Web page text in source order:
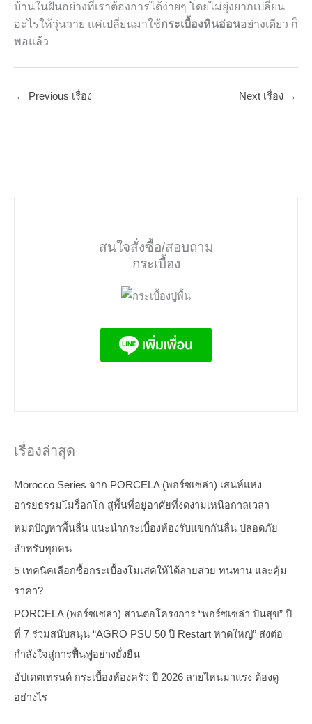
บ้านในฝันอย่างที่เราต้องการได้ง่ายๆ โดยไม่ยุ่งยากเปลี่ยน
อะไรให้วุ่นวาย แค่เปลี่ยนมาใช้กระเบื้องหินอ่อนอย่างเดียว ก็
พอแล้ว
← Previous เรื่อง Next เรื่อง →
สนใจสั่งซื้อ/สอบถาม
กระเบื้อง
เรื่องล่าสุด
Morocco Series จาก PORCELA (พอร์ซเซล่า) เสน่ห์แห่ง
อารยธรรมโมร็อกโก สู่พื้นที่อยู่อาศัยที่งดงามเหนือกาลเวลา
หมดปัญหาพื้นลื่น แนะนำกระเบื้องห้องรับแขกกันลื่น ปลอดภัย
สำหรับทุกคน
5 เทคนิคเลือกซื้อกระเบื้องโมเสคให้ได้ลายสวย ทนทาน และคุ้ม
ราคา?
PORCELA (พอร์ซเซล่า) สานต่อโครงการ “พอร์ซเซล่า ปันสุข” ปี
ที่ 7 ร่วมสนับสนุน “AGRO PSU 50 ปี Restart หาดใหญ่” ส่งต่อ
กำลังใจสู่การฟื้นฟูอย่างยั่งยืน
อัปเดตเทรนด์ กระเบื้องห้องครัว ปี 2026 ลายไหนมาแรง ต้องดู
อย่างไร